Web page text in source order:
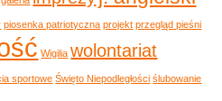
piosenka patriotyczna projekt przegląd pieśni
Wigilia wolontariat
sportowe Święto Niepodległości ślubowanie